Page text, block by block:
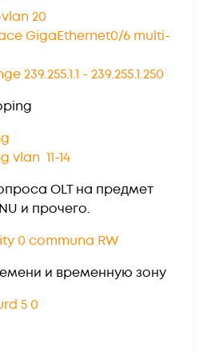
20
GigaEthernet0/6 multi-
- 239.255.1.250
vlan 11-14
OLT на предмет
и прочего.
0 communa RW
и временную зону
5 0